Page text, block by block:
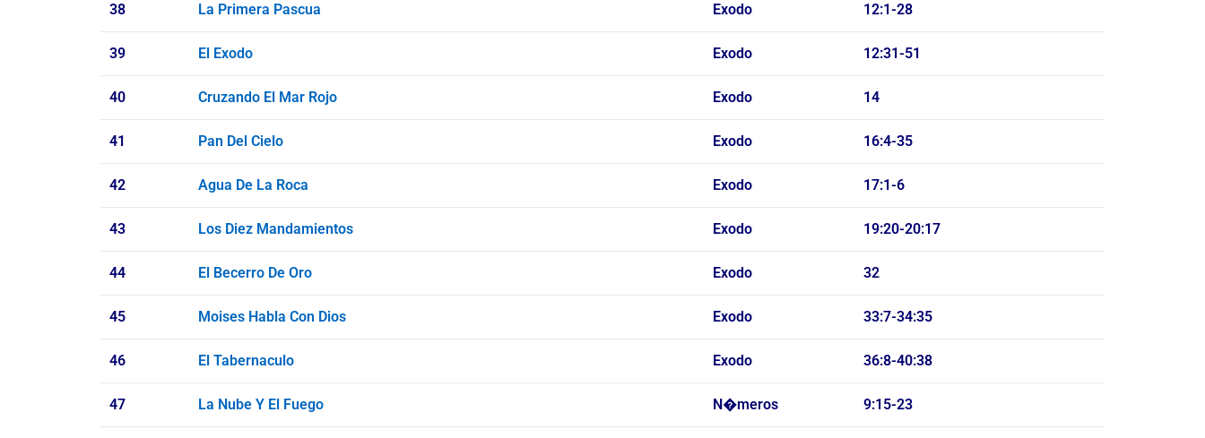
38 La Primera Pascua Exodo 12:1-28
39 El Exodo Exodo 12:31-51
40 Cruzando El Mar Rojo Exodo 14
41 Pan Del Cielo Exodo 16:4-35
42 Agua De La Roca Exodo 17:1-6
43 Los Diez Mandamientos Exodo 19:20-20:17
44 El Becerro De Oro Exodo 32
45 Moises Habla Con Dios Exodo 33:7-34:35
46 El Tabernaculo Exodo 36:8-40:38
47 La Nube Y El Fuego N�meros 9:15-23